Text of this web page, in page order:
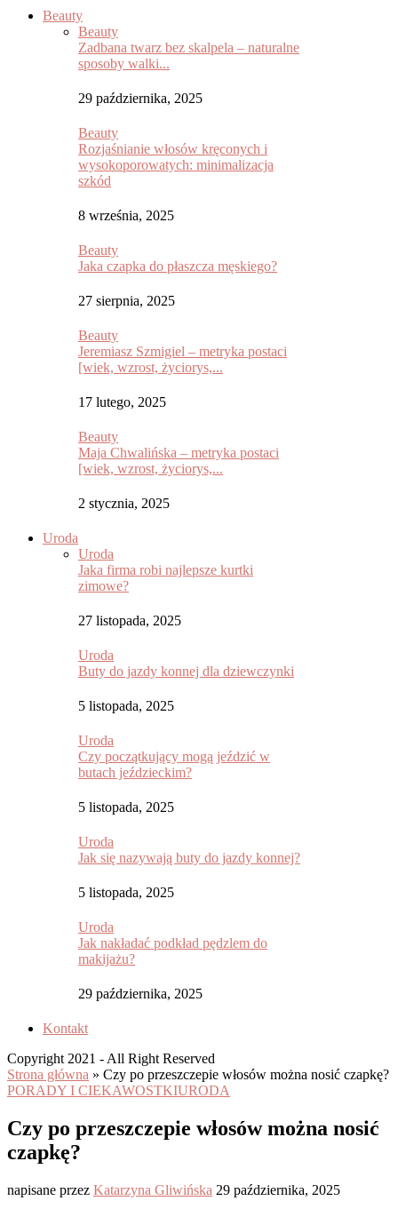
Beauty
Beauty
Zadbana twarz bez skalpela – naturalne
sposoby walki...
29 października, 2025
Beauty
Rozjaśnianie włosów kręconych i
wysokoporowatych: minimalizacja
szkód
8 września, 2025
Beauty
Jaka czapka do płaszcza męskiego?
27 sierpnia, 2025
Beauty
Jeremiasz Szmigiel – metryka postaci
[wiek, wzrost, życiorys,...
17 lutego, 2025
Beauty
Maja Chwalińska – metryka postaci
[wiek, wzrost, życiorys,...
2 stycznia, 2025
Uroda
Uroda
Jaka firma robi najlepsze kurtki
zimowe?
27 listopada, 2025
Uroda
Buty do jazdy konnej dla dziewczynki
5 listopada, 2025
Uroda
Czy początkujący mogą jeździć w
butach jeździeckim?
5 listopada, 2025
Uroda
Jak się nazywają buty do jazdy konnej?
5 listopada, 2025
Uroda
Jak nakładać podkład pędzlem do
makijażu?
29 października, 2025
Kontakt
Copyright 2021 - All Right Reserved
Strona główna » Czy po przeszczepie włosów można nosić czapkę?
PORADY I CIEKAWOSTKIURODA
Czy po przeszczepie włosów można nosić
czapkę?
napisane przez Katarzyna Gliwińska 29 października, 2025